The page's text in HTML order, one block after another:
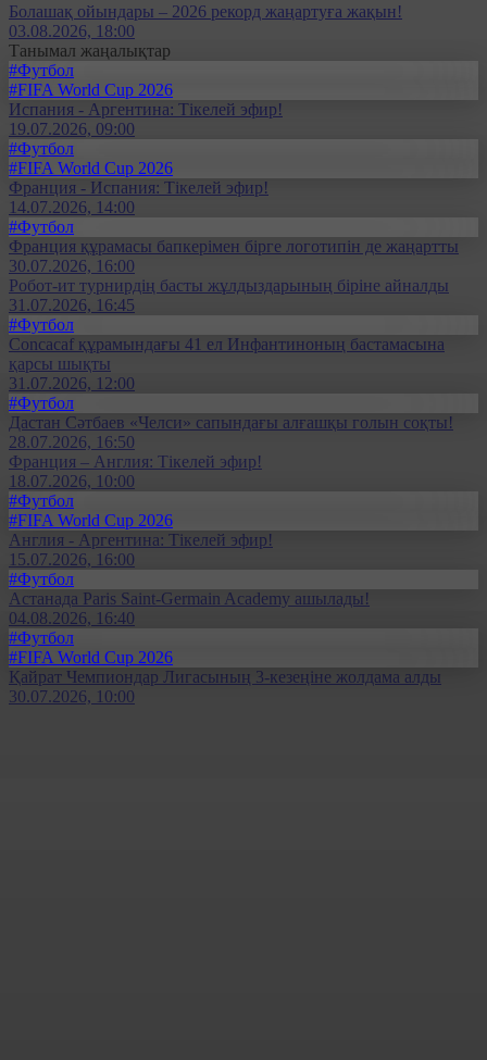
Болашақ ойындары – 2026 рекорд жаңартуға жақын!
03.08.2026, 18:00
Танымал жаңалықтар
#Футбол
#FIFA World Cup 2026
Испания - Аргентина: Тікелей эфир!
19.07.2026, 09:00
#Футбол
#FIFA World Cup 2026
Франция - Испания: Тікелей эфир!
14.07.2026, 14:00
#Футбол
Франция құрамасы бапкерімен бірге логотипін де жаңартты
30.07.2026, 16:00
Робот-ит турнирдің басты жұлдыздарының біріне айналды
31.07.2026, 16:45
#Футбол
Concacaf құрамындағы 41 ел Инфантиноның бастамасына
қарсы шықты
31.07.2026, 12:00
#Футбол
Дастан Сәтбаев «Челси» сапындағы алғашқы голын соқты!
28.07.2026, 16:50
Франция – Англия: Тікелей эфир!
18.07.2026, 10:00
#Футбол
#FIFA World Cup 2026
Англия - Аргентина: Тікелей эфир!
15.07.2026, 16:00
#Футбол
Астанада Paris Saint-Germain Academy ашылады!
04.08.2026, 16:40
#Футбол
#FIFA World Cup 2026
Қайрат Чемпиондар Лигасының 3-кезеңіне жолдама алды
30.07.2026, 10:00